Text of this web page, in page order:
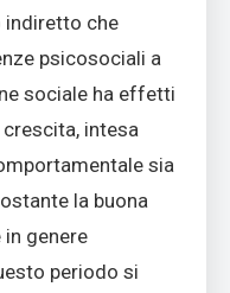
indiretto che
psicosociali a
sociale ha effetti
intesa
sia
la buona
genere
periodo si